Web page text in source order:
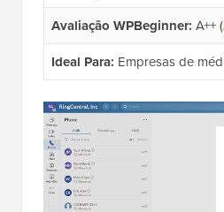
Avaliação WPBeginner: A++ (
Ideal Para: Empresas de